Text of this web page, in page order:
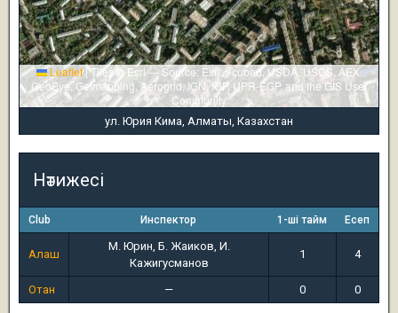
Leaflet |Tiles © Esri — Source: Esri, i-cubed, USDA, USGS, AEX,
GeoEye, Getmapping, Aerogrid, IGN, IGP, UPR-EGP, and the GIS User
Community
ул. Юрия Кима, Алматы, Казахстан
Нәтижесі
Club Инспектор 1-ші тайм Есеп
Алаш
М. Юрин, Б. Жаиков, И.
Кажигусманов
1 4
Отан — 0 0